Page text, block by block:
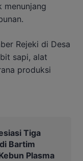
menunjang
Rejeki di Desa
sapi, alat
produksi
Tiga
Bartim
Plasma